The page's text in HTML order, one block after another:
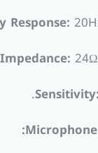
Response:
Impedance:
Sensitivity: